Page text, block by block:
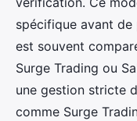
spécifique avant
est souvent
Surge Trading ou
une gestion stricte
comme Surge